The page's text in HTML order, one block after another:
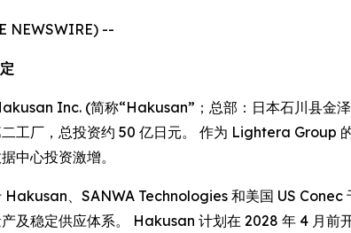
NEWSWIRE) --
Inc. (简称“Hakusan”；总部：日本石川县
工厂，总投资约 50 亿日元。 作为 Lightera Group
中心投资激增。
Hakusan、SANWA Technologies 和美国 US
产及稳定供应体系。 Hakusan 计划在 2028 年 4 月前